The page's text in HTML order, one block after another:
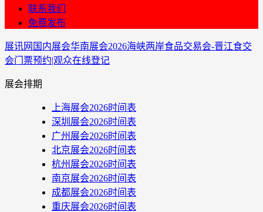
联系我们
免费发布
展讯网 国内展会华南展会2026海峡两岸食品交易会-晋江食交
会门票预约|观众在线登记
展会排期
上海展会2026时间表
深圳展会2026时间表
广州展会2026时间表
北京展会2026时间表
杭州展会2026时间表
南京展会2026时间表
成都展会2026时间表
重庆展会2026时间表